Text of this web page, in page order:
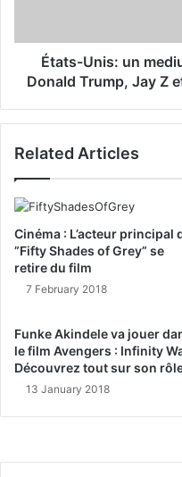
États-Unis: un
Donald Trump, Jay Z
Related Articles
Cinéma : L’acteur principal
”Fifty Shades of Grey” se
retire du film
7 February 2018
Funke Akindele va jouer
le film Avengers : Infinity
Découvrez tout sur son
13 January 2018